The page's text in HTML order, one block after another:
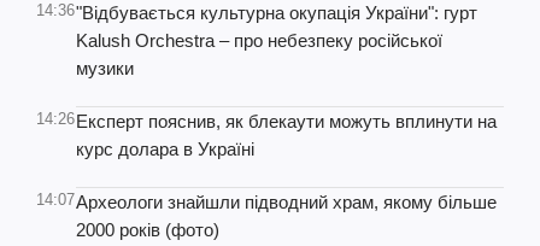
14:36"Відбувається культурна окупація України": гурт
Kalush Orchestra – про небезпеку російської
музики
14:26Експерт пояснив, як блекаути можуть вплинути на
курс долара в Україні
14:07Археологи знайшли підводний храм, якому більше
2000 років (фото)